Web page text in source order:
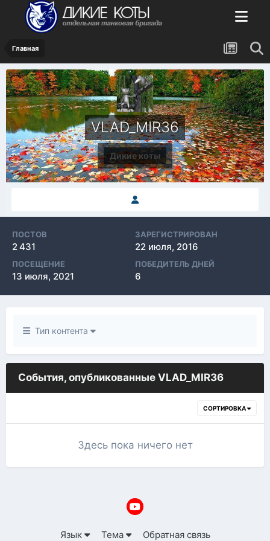
Главная
VLAD_MIR36
Дикие коты
ПОСТОВ
2 431
ЗАРЕГИСТРИРОВАН
22 июля, 2016
ПОСЕЩЕНИЕ
13 июля, 2021
ПОБЕДИТЕЛЬ ДНЕЙ
6
Тип контента
События, опубликованные VLAD_MIR36
СОРТИРОВКА
Здесь пока ничего нет
Язык Тема Обратная связь